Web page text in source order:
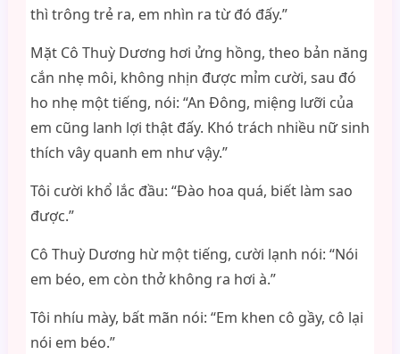
thì trông trẻ ra, em nhìn ra từ đó đấy.”
Mặt Cô Thuỳ Dương hơi ửng hồng, theo bản năng
cắn nhẹ môi, không nhịn được mỉm cười, sau đó
ho nhẹ một tiếng, nói: “An Đông, miệng lưỡi của
em cũng lanh lợi thật đấy. Khó trách nhiều nữ sinh
thích vây quanh em như vậy.”
Tôi cười khổ lắc đầu: “Đào hoa quá, biết làm sao
được.”
Cô Thuỳ Dương hừ một tiếng, cười lạnh nói: “Nói
em béo, em còn thở không ra hơi à.”
Tôi nhíu mày, bất mãn nói: “Em khen cô gầy, cô lại
nói em béo.”